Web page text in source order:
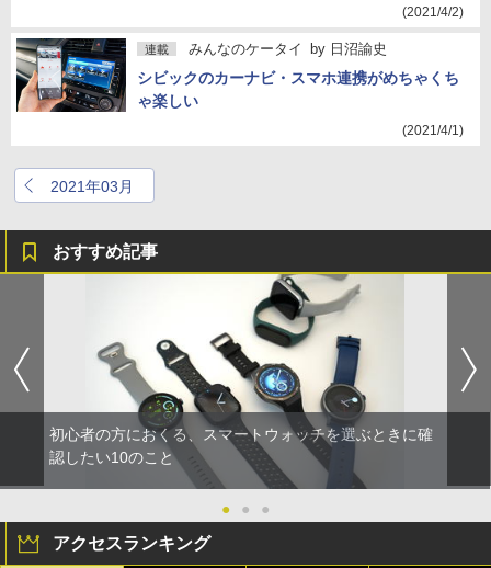
(2021/4/2)
連載 みんなのケータイ by 日沼諭史
シビックのカーナビ・スマホ連携がめちゃくち
ゃ楽しい
(2021/4/1)
2021年03月
おすすめ記事
初心者の方におくる、スマートウォッチを選ぶときに確
認したい10のこと
● ● ●
アクセスランキング